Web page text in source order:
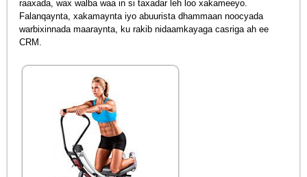
raaxada, wax walba waa in si taxadar leh loo xakameeyo.
Falanqaynta, xakamaynta iyo abuurista dhammaan noocyada
warbixinnada maaraynta, ku rakib nidaamkayaga casriga ah ee
CRM.